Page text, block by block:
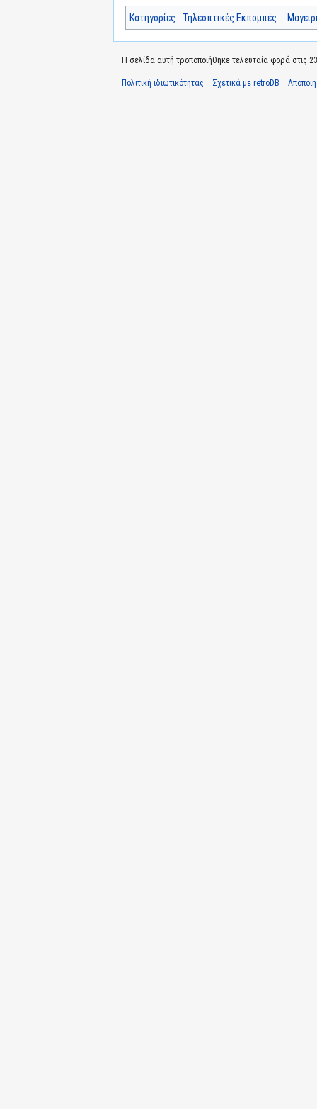
Κατηγορίες: Τηλεοπτικές Εκπομπές
Η σελίδα αυτή τροποποιήθηκε τελευταία φορά στις
Πολιτική ιδιωτικότητας Σχετικά με retroDB